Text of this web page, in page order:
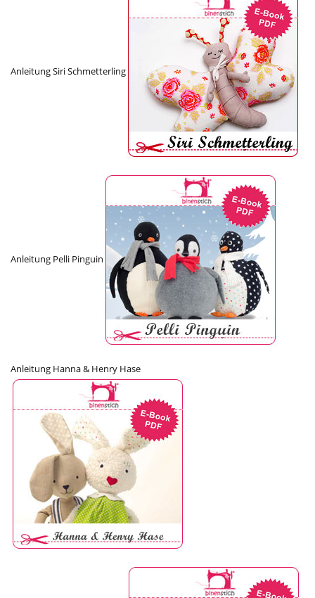
Anleitung Siri Schmetterling
Anleitung Pelli Pinguin
Anleitung Hanna & Henry Hase